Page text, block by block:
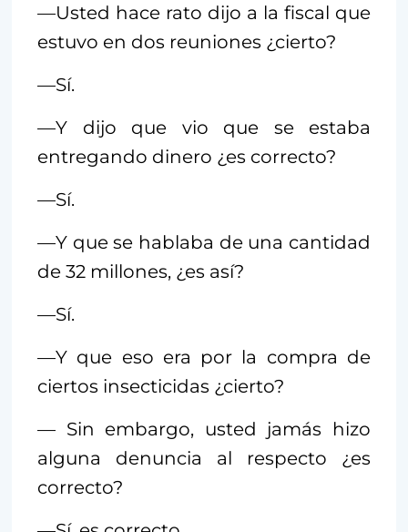
—Usted hace rato dijo a la fiscal que
estuvo en dos reuniones ¿cierto?
—Sí.
—Y dijo que vio que se estaba
entregando dinero ¿es correcto?
—Sí.
—Y que se hablaba de una cantidad
de 32 millones, ¿es así?
—Sí.
—Y que eso era por la compra de
ciertos insecticidas ¿cierto?
— Sin embargo, usted jamás hizo
alguna denuncia al respecto ¿es
correcto?